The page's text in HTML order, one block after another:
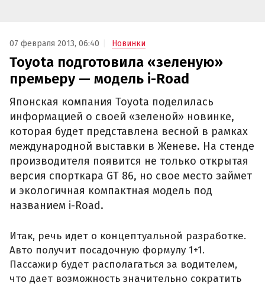
07 февраля 2013, 06:40 Новинки
Toyota подготовила «зеленую»
премьеру — модель i-Road
Японская компания Toyota поделилась
информацией о своей «зеленой» новинке,
которая будет представлена весной в рамках
международной выставки в Женеве. На стенде
производителя появится не только открытая
версия спорткара GT 86, но свое место займет
и экологичная компактная модель под
названием i-Road.
Итак, речь идет о концептуальной разработке.
Авто получит посадочную формулу 1+1.
Пассажир будет располагаться за водителем,
что дает возможность значительно сократить